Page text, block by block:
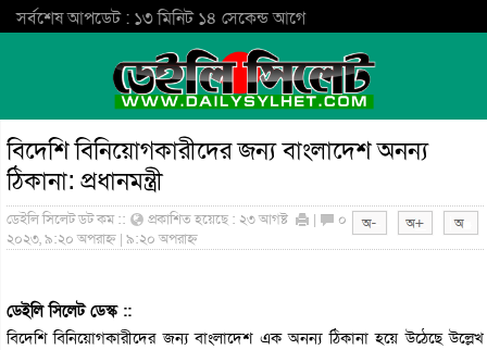
সর্বশেষ আপডেট : ১৩ মিনিট ১৪ সেকেন্ড আগে
বিদেশি বিনিয়োগকারীদের জন্য বাংলাদেশ অনন্য
ঠিকানা: প্রধানমন্ত্রী
ডেইলি সিলেট ডট কম ::
প্রকাশিত হয়েছে : ২৩ আগষ্ট
২০২৩, ৯:২০ অপরাহ্ন | ৯:২০ অপরাহ্ন
| ০
ডেইলি সিলেট ডেস্ক ::
বিদেশি বিনিয়োগকারীদের জন্য বাংলাদেশ এক অনন্য ঠিকানা হয়ে উঠেছে উল্লেখ